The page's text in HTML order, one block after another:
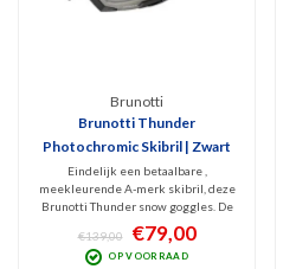
Brunotti
Brunotti Thunder
Photochromic Skibril | Zwart
Eindelijk een betaalbare ,
meekleurende A-merk skibril, deze
Brunotti Thunder snow goggles. De
sferisch gevormde lens kleurt mee
met de weersomstandigheden, erg
handig! Beschermt tegen schadelijk
€139,00 €79,00
OP VOORRAAD